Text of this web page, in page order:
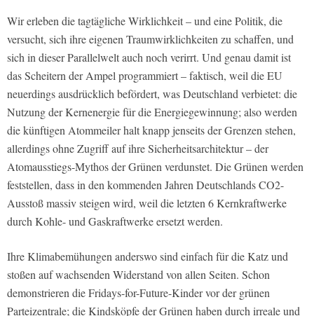
Wir erleben die tagtägliche Wirklichkeit – und eine Politik, die
versucht, sich ihre eigenen Traumwirklichkeiten zu schaffen, und
sich in dieser Parallelwelt auch noch verirrt. Und genau damit ist
das Scheitern der Ampel programmiert – faktisch, weil die EU
neuerdings ausdrücklich befördert, was Deutschland verbietet: die
Nutzung der Kernenergie für die Energiegewinnung; also werden
die künftigen Atommeiler halt knapp jenseits der Grenzen stehen,
allerdings ohne Zugriff auf ihre Sicherheitsarchitektur – der
Atomausstiegs-Mythos der Grünen verdunstet. Die Grünen werden
feststellen, dass in den kommenden Jahren Deutschlands CO2-
Ausstoß massiv steigen wird, weil die letzten 6 Kernkraftwerke
durch Kohle- und Gaskraftwerke ersetzt werden.
Ihre Klimabemühungen anderswo sind einfach für die Katz und
stoßen auf wachsenden Widerstand von allen Seiten. Schon
demonstrieren die Fridays-for-Future-Kinder vor der grünen
Parteizentrale; die Kindsköpfe der Grünen haben durch irreale und